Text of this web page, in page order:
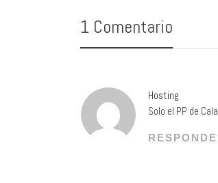
1 Comentario
Hosting
Solo el PP de